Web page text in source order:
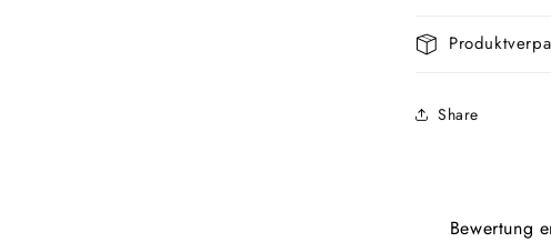
Share
Bewertung